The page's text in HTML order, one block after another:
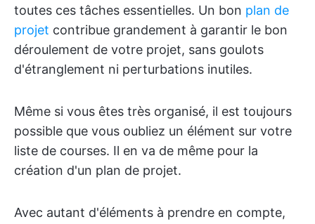
toutes ces tâches essentielles. Un bon plan de
projet contribue grandement à garantir le bon
déroulement de votre projet, sans goulots
d'étranglement ni perturbations inutiles.
Même si vous êtes très organisé, il est toujours
possible que vous oubliez un élément sur votre
liste de courses. Il en va de même pour la
création d'un plan de projet.
Avec autant d'éléments à prendre en compte,